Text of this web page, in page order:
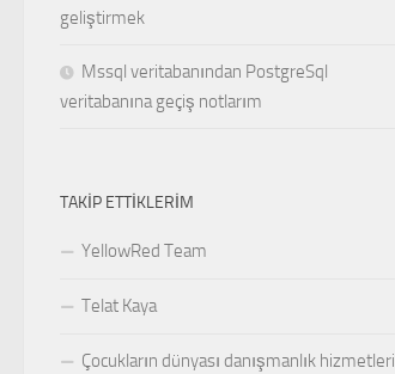
geliştirmek
Mssql veritabanından PostgreSql
veritabanına geçiş notlarım
TAKIP ETTIKLERIM
YellowRed Team
Telat Kaya
Çocukların dünyası danışmanlık hizmetleri